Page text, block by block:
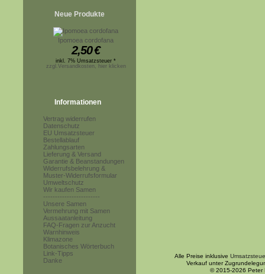
Neue Produkte
Ipomoea cordofana
2,50€
inkl. 7% Umsatzsteuer *
zzgl.Versandkosten, hier klicken
Informationen
Vertrag widerrufen
Datenschutz
EU Umsatzsteuer
Bestellablauf
Zahlungsarten
Lieferung & Versand
Garantie & Beanstandungen
Widerrufsbelehrung &
Muster-Widerrufsformular
Umweltschutz
Wir kaufen Samen
------------------------
Unsere Samen
Vermehrung mit Samen
Aussaatanleitung
FAQ-Fragen zur Anzucht
Warnhinweis
Klimazone
Botanisches Wörterbuch
Link-Tipps
Danke
Alle Preise inklusive
Verkauf unter
© 2015-2026 Peter